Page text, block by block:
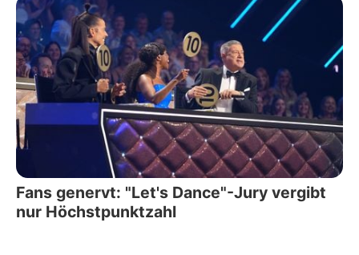
Fans genervt: "Let's Dance"-Jury vergibt
nur Höchstpunktzahl